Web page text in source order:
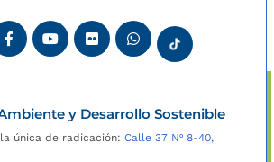
y Desarrollo Sostenible
única de radicación: Calle 37 Nº 8-40,